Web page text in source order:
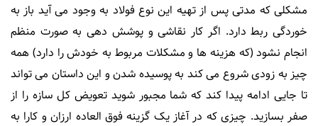
مشکلی که مدتی پس از تهیه این نوع فولاد به وجود می آید باز به
خوردگی ربط دارد. اگر کار نقاشی و پوشش دهی به صورت منظم
انجام نشود (که هزینه ها و مشکلات مربوط به خودش را دارد) همه
چیز به زودی شروع می کند به پوسیده شدن و این داستان می تواند
تا جایی ادامه پیدا کند که شما مجبور شوید تعویض کل سازه را از
صفر بسازید. چیزی که در آغاز یک گزینه فوق العاده ارزان و کارا به